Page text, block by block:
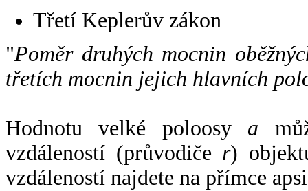
Třetí Keplerův zákon
"Poměr druhých mocnin
třetích mocnin jejich hlavních
Hodnotu velké poloosy a
vzdáleností (průvodiče r)
vzdáleností najdete na přímce